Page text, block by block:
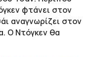
φτάνει στον
αναγνωρίζει στον
Ο Ντόγκεν θα